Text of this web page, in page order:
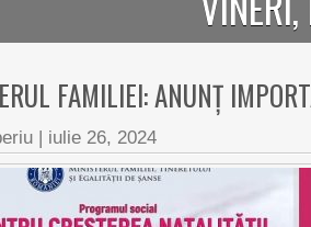
FAMILIEI: ANUNȚ
| iulie 26, 2024